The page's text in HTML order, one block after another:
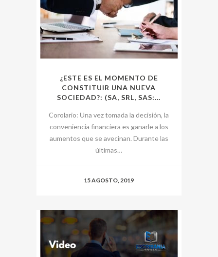
¿ESTE ES EL MOMENTO DE
CONSTITUIR UNA NUEVA
SOCIEDAD?: (SA, SRL, SAS:...
Corolario: Una vez tomada la decisión, la
conveniencia financiera es ganarle a los
aumentos que se avecinan. Durante las
últimas…
15 AGOSTO, 2019